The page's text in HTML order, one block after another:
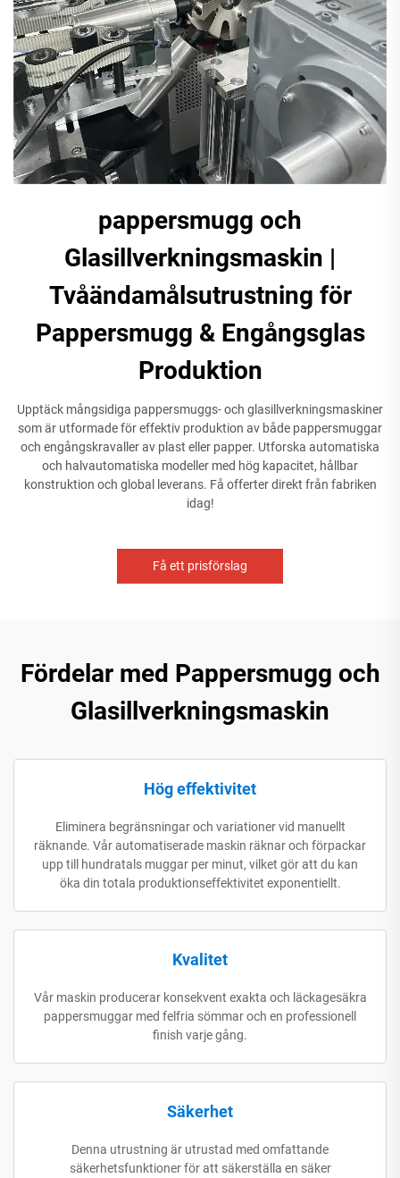
pappersmugg och
Glasillverkningsmaskin |
Tvåändamålsutrustning för
Pappersmugg & Engångsglas
Produktion
Upptäck mångsidiga pappersmuggs- och glasillverkningsmaskiner
som är utformade för effektiv produktion av både pappersmuggar
och engångskravaller av plast eller papper. Utforska automatiska
och halvautomatiska modeller med hög kapacitet, hållbar
konstruktion och global leverans. Få offerter direkt från fabriken
idag!
Få ett prisförslag
Fördelar med Pappersmugg och
Glasillverkningsmaskin
Hög effektivitet
Eliminera begränsningar och variationer vid manuellt
räknande. Vår automatiserade maskin räknar och förpackar
upp till hundratals muggar per minut, vilket gör att du kan
öka din totala produktionseffektivitet exponentiellt.
Kvalitet
Vår maskin producerar konsekvent exakta och läckagesäkra
pappersmuggar med felfria sömmar och en professionell
finish varje gång.
Säkerhet
Denna utrustning är utrustad med omfattande
säkerhetsfunktioner för att säkerställa en säker